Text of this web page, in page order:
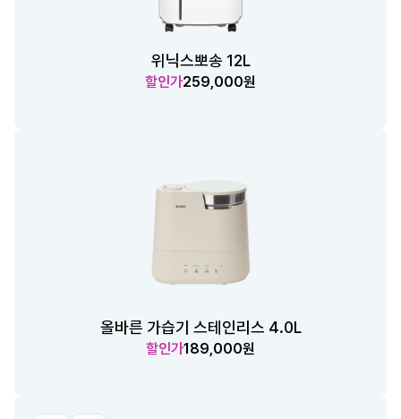
위닉스뽀송 12L
할인가259,000원
올바른 가습기 스테인리스 4.0L
할인가189,000원